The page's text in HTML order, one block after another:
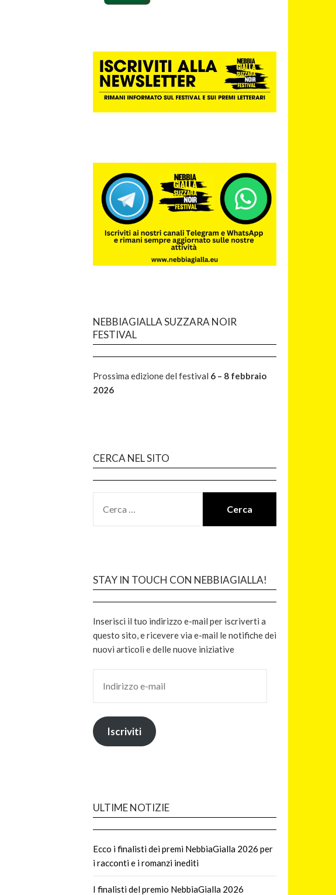
NEBBIAGIALLA SUZZARA NOIR
FESTIVAL
Prossima edizione del festival 6 – 8 febbraio
2026
CERCA NEL SITO
STAY IN TOUCH CON NEBBIAGIALLA!
Inserisci il tuo indirizzo e-mail per iscriverti a
questo sito, e ricevere via e-mail le notifiche dei
nuovi articoli e delle nuove iniziative
Iscriviti
ULTIME NOTIZIE
Ecco i finalisti dei premi NebbiaGialla 2026 per
i racconti e i romanzi inediti
I finalisti del premio NebbiaGialla 2026